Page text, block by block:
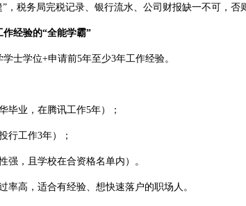
税务局完税记录、银行流水、公司财报缺一不可，否
经验的“全能学霸”
学位+申请前5年至少3年工作经验。
业，在腾讯工作5年）；
工作3年）；
，且学校在合资格名单内）。
高，适合有经验、想快速落户的职场人。